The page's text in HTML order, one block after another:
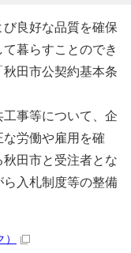
良好な品質を確保
暮らすことのでき
田市公契約基本条
事等について、企
労働や雇用を確
田市と受注者とな
入札制度等の整備